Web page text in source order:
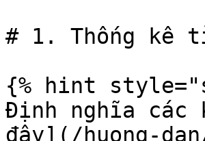
# 1. Thống kê
{% hint
Định nghĩa các
đây](/huong-